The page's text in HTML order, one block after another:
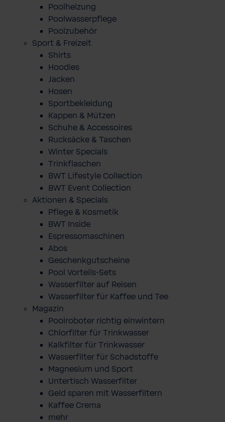
Poolheizung
Poolwasserpflege
Poolzubehör
Sport & Freizeit
Shirts
Hoodies
Jacken
Hosen
Sportbekleidung
Kappen & Mützen
Schuhe & Accessoires
Rucksäcke & Taschen
Winter Specials
Trinkflaschen
BWT Lifestyle Collection
BWT Event Collection
Aktionen & Specials
Pflege & Kosmetik
BWT Inside
Espressomaschinen
Abos
Geschenkgutscheine
Pool Vorteils-Sets
Wasserfilter auf Reisen
Wasserfilter für Kaffee und Tee
Magazin
Poolroboter richtig einwintern
Chlorfilter für Trinkwasser
Kalkfilter für Trinkwasser
Wasserfilter für Schadstoffe
Magnesium und Sport
Untertisch Wasserfilter
Geld sparen mit Wasserfiltern
Kaffee Crema
mehr